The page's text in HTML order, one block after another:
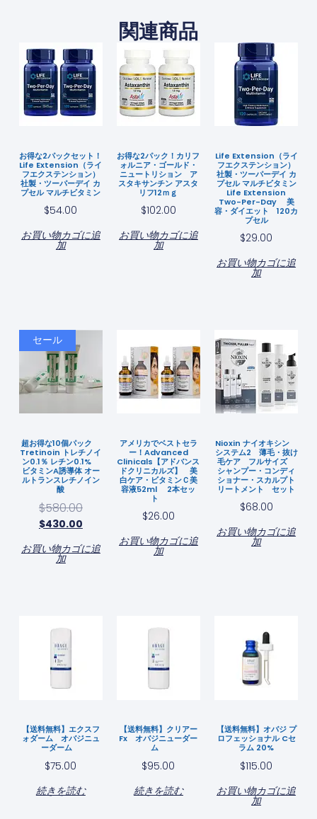
関連商品
お得な2パックセット！
Life Extension（ライ
フエクステンション）
社製・ツーパーデイ カ
プセル マルチビタミン
$54.00
お買い物カゴに追
加
お得な2パック！カリフ
ォルニア・ゴールド・
ニュートリション ア
スタキサンチン アスタ
リフ12ｍｇ
$102.00
お買い物カゴに追
加
Life Extension（ライ
フエクステンション）
社製・ツーパーデイ カ
プセル マルチビタミン
Life Extension
Two-Per-Day 美
容・ダイエット 120カ
プセル
$29.00
お買い物カゴに追
加
セール
超お得な10個パック
Tretinoin トレチノイ
ン0.1％ レチン0.1%
ビタミンA誘導体 オー
ルトランスレチノイン
酸
$580.00
$430.00
お買い物カゴに追
加
アメリカでベストセラ
ー！Advanced
Clinicals【アドバンス
ドクリニカルズ】 美
白ケア・ビタミンＣ美
容液52ml 2本セッ
ト
$26.00
お買い物カゴに追
加
Nioxin ナイオキシン
システム2 薄毛・抜け
毛ケア フルサイズ
シャンプー・コンディ
ショナー・スカルプト
リートメント セット
$68.00
お買い物カゴに追
加
【送料無料】エクスフ
ォダーム オバジニュ
ーダーム
$75.00
続きを読む
【送料無料】クリアー
Fx オバジニューダー
ム
$95.00
続きを読む
【送料無料】オバジ プ
ロフェッショナル Cセ
ラム 20%
$115.00
お買い物カゴに追
加